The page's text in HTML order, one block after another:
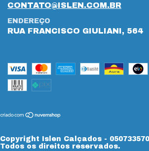
CONTATO@ISLEN.COM.BR
ENDEREÇO
RUA FRANCISCO GIULIANI, 564
Copyright Islen Calçados -
Todos os direitos reservados.